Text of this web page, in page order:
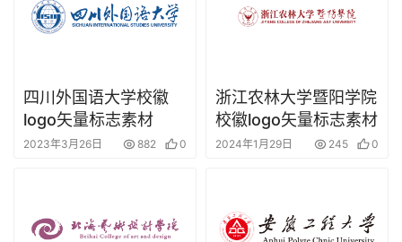
四川外国语大学校徽
logo矢量标志素材
2023年3月26日 882 0
浙江农林大学暨阳学院
校徽logo矢量标志素材
2024年1月29日 245 0